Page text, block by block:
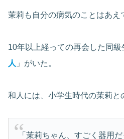
茉莉も自分の病気のことはあえ
10年以上経っての再会した同級
人 」がいた。
和人には、小学生時代の茉莉と
「茉莉ちゃん、すごく器用だ